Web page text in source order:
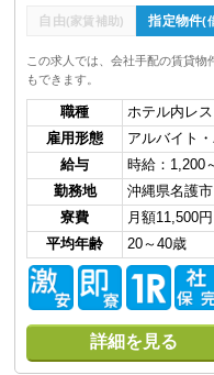
自由(家賃補助) 指定物件(
この求人では、会社手配の賃貸物
もできます。
職種
ホテル内レ
雇用形態
アルバイト
給与
時給：1,200
勤務地
沖縄県名護市
寮費
月額11,500円
平均年齢
20～40歳
詳細を見る